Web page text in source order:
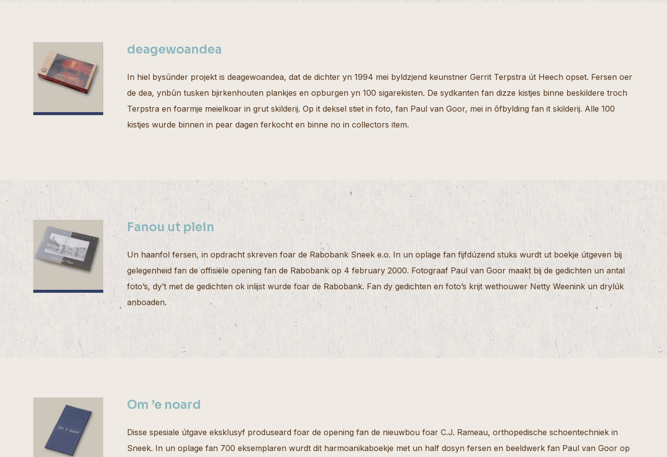
deagewoandea
In hiel bysûnder projekt is deagewoandea, dat de dichter yn 1994 mei byldzjend keunstner Gerrit Terpstra út Heech opset. Fersen oer
de dea, ynbûn tusken bjirkenhouten plankjes en opburgen yn 100 sigarekisten. De sydkanten fan dizze kistjes binne beskildere troch
Terpstra en foarmje meielkoar in grut skilderij. Op it deksel stiet in foto, fan Paul van Goor, mei in ôfbylding fan it skilderij. Alle 100
kistjes wurde binnen in pear dagen ferkocht en binne no in collectors item.
Fanou ut plein
Un haanfol fersen, in opdracht skreven foar de Rabobank Sneek e.o. In un oplage fan fijfdúzend stuks wurdt ut boekje útgeven bij
gelegenheid fan de offisiële opening fan de Rabobank op 4 february 2000. Fotograaf Paul van Goor maakt bij de gedichten un antal
foto’s, dy’t met de gedichten ok inlijst wurde foar de Rabobank. Fan dy gedichten en foto’s krijt wethouwer Netty Weenink un drylúk
anboaden.
Om ’e noard
Disse spesiale útgave eksklusyf produseard foar de opening fan de nieuwbou foar C.J. Rameau, orthopedische schoentechniek in
Sneek. In un oplage fan 700 eksemplaren wurdt dit harmoanikaboekje met un half dosyn fersen en beeldwerk fan Paul van Goor op